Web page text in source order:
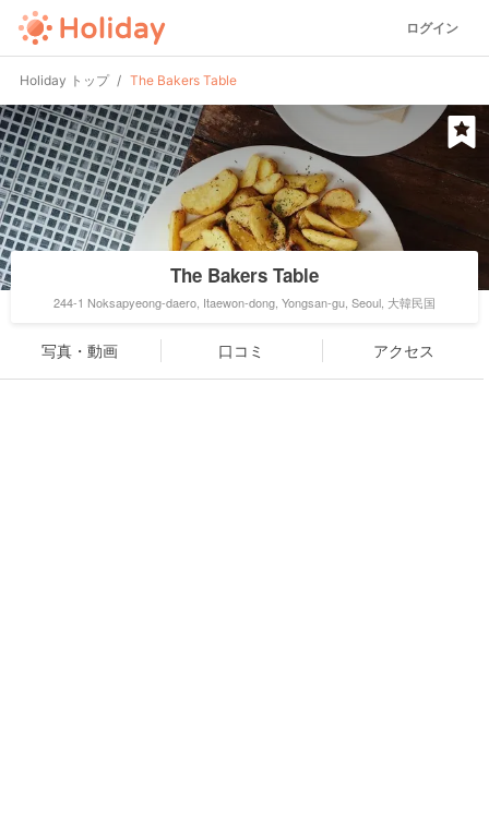
ログイン
Holiday トップ The Bakers Table
The Bakers Table
244-1 Noksapyeong-daero, Itaewon-dong, Yongsan-gu, Seoul, 大韓民国
写真・動画 口コミ アクセス